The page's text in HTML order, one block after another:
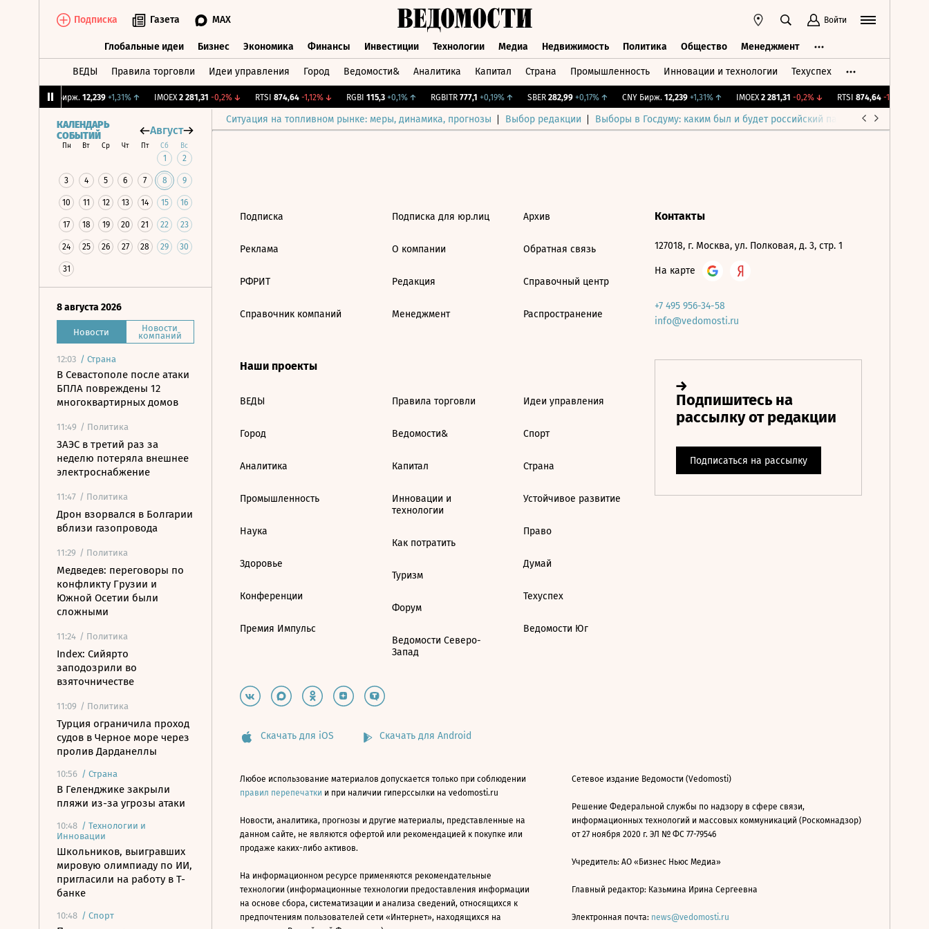
Подписка Газета MAX Войти
Глобальные идеи Бизнес Экономика Финансы Инвестиции Технологии Медиа Недвижимость Политика Общество Менеджмент
ВЕДЫ Правила торговли Идеи управления Город Ведомости& Аналитика Капитал Страна Промышленность Инновации и технологии Техуспех
CNY Бирж. 12,239 +1,31%↑ IMOEX 2 281,31 -0,2%↓ RTSI 874,64 -1,12%↓ RGBI 115,3 +0,1%↑ RGBITR 777,1 +0,19%↑ SBER 282,99 +0,17%↑ CNY Бирж. 12,239 +1,31%↑ IMOEX 2 281,31 -0,2%↓ RTSI 874,64 -1,12%
Ситуация на топливном рынке: меры, динамика, прогнозы Выбор редакции Выборы в Госдуму: каким был и будет российский парламент
КАЛЕНДАРЬ
СОБЫТИЙ
Август
Пн Вт Ср Чт Пт Сб Вс
1 2
3 4 5 6 7 8 9
10 11 12 13 14 15 16
17 18 19 20 21 22 23
24 25 26 27 28 29 30
31
8 августа 2026
Новости Новости
компаний
12:03 / Страна
В Севастополе после атаки
БПЛА повреждены 12
многоквартирных домов
11:49 / Политика
ЗАЭС в третий раз за
неделю потеряла внешнее
электроснабжение
11:47 / Политика
Дрон взорвался в Болгарии
вблизи газопровода
11:29 / Политика
Медведев: переговоры по
конфликту Грузии и
Южной Осетии были
сложными
11:24 / Политика
Index: Сийярто
заподозрили во
взяточничестве
11:09 / Политика
Турция ограничила проход
судов в Черное море через
пролив Дарданеллы
10:56 / Страна
В Геленджике закрыли
пляжи из-за угрозы атаки
10:48 / Технологии и
Инновации
Школьников, выигравших
мировую олимпиаду по ИИ,
пригласили на работу в Т-
банке
10:48 / Спорт
Подписка
Реклама
РФРИТ
Справочник компаний
Подписка для юр.лиц
О компании
Редакция
Менеджмент
Архив
Обратная связь
Справочный центр
Распространение
Наши проекты
ВЕДЫ
Город
Аналитика
Промышленность
Наука
Здоровье
Конференции
Премия Импульс
Правила торговли
Ведомости&
Капитал
Инновации и
технологии
Как потратить
Туризм
Форум
Ведомости Северо-
Запад
Идеи управления
Спорт
Страна
Устойчивое развитие
Право
Думай
Техуспех
Ведомости Юг
Контакты
127018, г. Москва, ул. Полковая, д. 3, стр. 1
На карте
+7 495 956-34-58
info@vedomosti.ru
Скачать для iOS Скачать для Android
Любое использование материалов допускается только при соблюдении
правил перепечатки и при наличии гиперссылки на vedomosti.ru
Новости, аналитика, прогнозы и другие материалы, представленные на
данном сайте, не являются офертой или рекомендацией к покупке или
продаже каких-либо активов.
На информационном ресурсе применяются рекомендательные
технологии (информационные технологии предоставления информации
на основе сбора, систематизации и анализа сведений, относящихся к
предпочтениям пользователей сети «Интернет», находящихся на
Сетевое издание Ведомости (Vedomosti)
Решение Федеральной службы по надзору в сфере связи,
информационных технологий и массовых коммуникаций (Роскомнадзор)
от 27 ноября 2020 г. ЭЛ № ФС 77-79546
Учредитель: АО «Бизнес Ньюс Медиа»
Главный редактор: Казьмина Ирина Сергеевна
Электронная почта: news@vedomosti.ru